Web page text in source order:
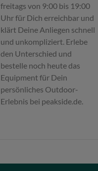
freitags von 9:00 bis 19:00
Uhr für Dich erreichbar und
klärt Deine Anliegen schnell
und unkompliziert. Erlebe
den Unterschied und
bestelle noch heute das
Equipment für Dein
persönliches Outdoor-
Erlebnis bei peakside.de.